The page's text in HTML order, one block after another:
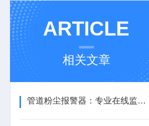
ARTICLE
相关文章
管道粉尘报警器：专业在线监测安全防控设备